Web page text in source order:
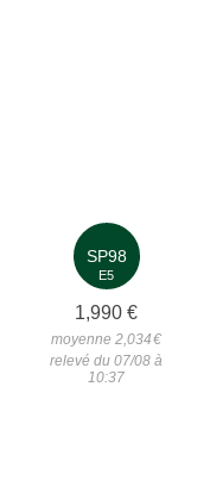
SP98
E5
1,990 €
moyenne 2,034€
relevé du 07/08 à
10:37